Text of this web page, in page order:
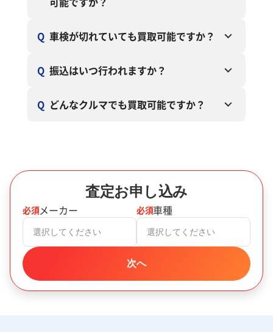
Q 車検が切れていても買取可能ですか？
Q 振込はいつ行われますか？
Q どんなクルマでも買取可能ですか？
査定お申し込み
必須メーカー
選択してください
必須車種
選択してください
次へ